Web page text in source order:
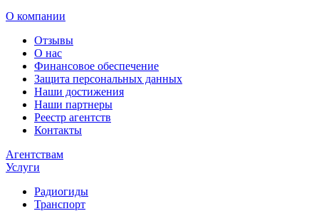
О компании
Отзывы
О нас
Финансовое обеспечение
Защита персональных данных
Наши достижения
Наши партнеры
Реестр агентств
Контакты
Агентствам
Услуги
Радиогиды
Транспорт